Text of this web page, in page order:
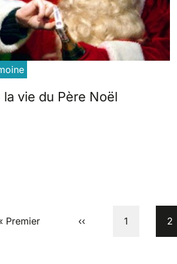
vie du Père Noël
page
Premier Previous page
‹‹ Page
1 2